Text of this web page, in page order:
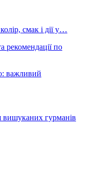
смак і дії у…
рекомендації по
важливий
вишуканих гурманів